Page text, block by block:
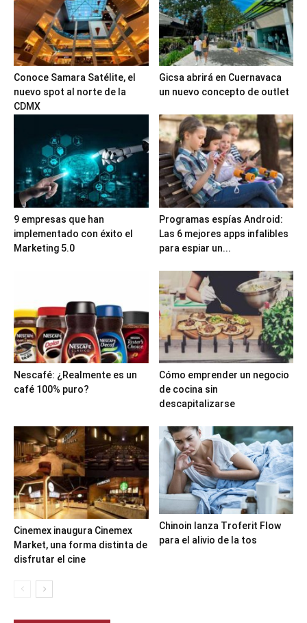
Conoce Samara Satélite, el
nuevo spot al norte de la
CDMX
Gicsa abrirá en Cuernavaca
un nuevo concepto de outlet
9 empresas que han
implementado con éxito el
Marketing 5.0
Programas espías Android:
Las 6 mejores apps infalibles
para espiar un...
Nescafé: ¿Realmente es un
café 100% puro?
Cómo emprender un negocio
de cocina sin
descapitalizarse
Cinemex inaugura Cinemex
Market, una forma distinta de
disfrutar el cine
Chinoin lanza Troferit Flow
para el alivio de la tos